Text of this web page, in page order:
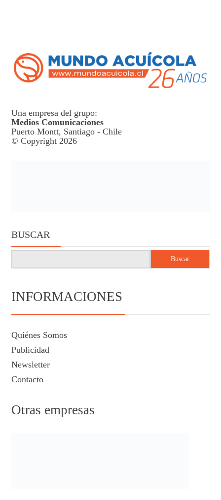
Una empresa del grupo:
Medios Comunicaciones
Puerto Montt, Santiago - Chile
© Copyright 2026
BUSCAR
Buscar
INFORMACIONES
Quiénes Somos
Publicidad
Newsletter
Contacto
Otras empresas